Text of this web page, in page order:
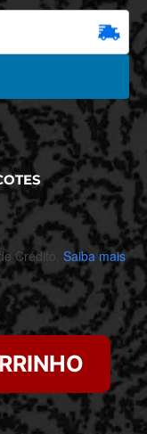
Crédito. Saiba mais